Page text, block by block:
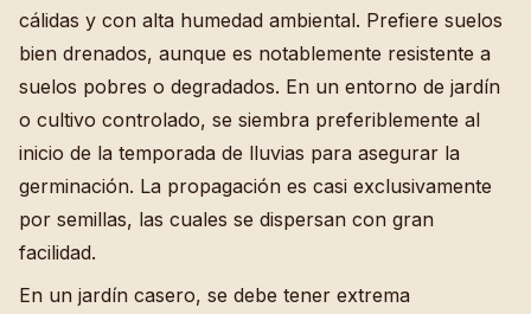
cálidas y con alta humedad ambiental. Prefiere suelos
bien drenados, aunque es notablemente resistente a
suelos pobres o degradados. En un entorno de jardín
o cultivo controlado, se siembra preferiblemente al
inicio de la temporada de lluvias para asegurar la
germinación. La propagación es casi exclusivamente
por semillas, las cuales se dispersan con gran
facilidad.
En un jardín casero, se debe tener extrema